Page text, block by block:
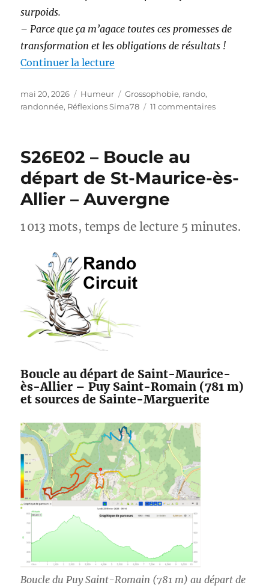
surpoids.
– Parce que ça m’agace toutes ces promesses de
transformation et les obligations de résultats !
Continuer la lecture
Publié
le
mai 20, 2026 Catégories
Humeur Étiquettes
Grossophobie, rando,
randonnée, Réflexions Sima78 11 commentairessur
et
avec
S26E02 – Boucle au
départ de St-Maurice-ès-
Allier – Auvergne
1 013 mots, temps de lecture 5 minutes.
Boucle au départ de Saint-Maurice-
ès-Allier – Puy Saint-Romain (781 m)
et sources de Sainte-Marguerite
Boucle du Puy Saint-Romain (781 m) au départ de